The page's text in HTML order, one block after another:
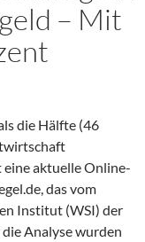
– Mit
die Hälfte (46
eine aktuelle Online-
das vom
Institut (WSI) der
Analyse wurden